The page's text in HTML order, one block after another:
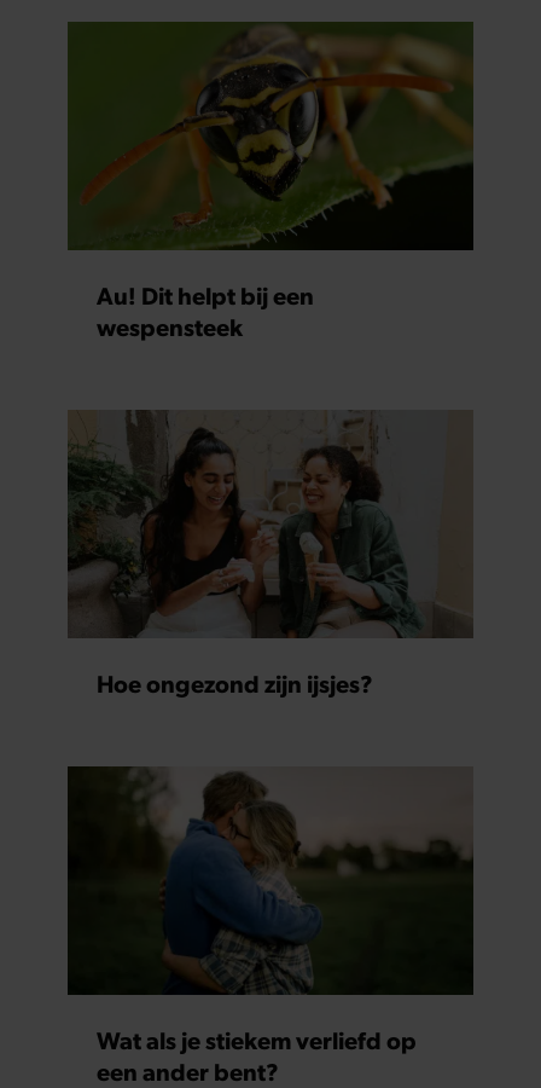
Au! Dit helpt bij een
wespensteek
Hoe ongezond zijn ijsjes?
Wat als je stiekem verliefd op
een ander bent?